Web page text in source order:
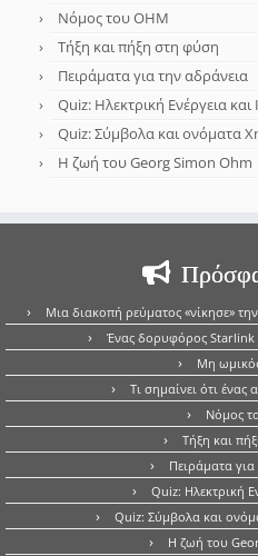
Νόμος του OHM
Τήξη και πήξη στη φύση
Πειράματα για την αδράνεια
Quiz: Ηλεκτρική Ενέργεια και
Quiz: Σύμβολα και ονόματα
Η ζωή του Georg Simon Ohm
Μια διακοπή ρεύματος «νίκησε»
Ένας δορυφόρος Starlink
Μη
Τι σημαίνει ότι ένας
Νόμος
Τήξη και
Πειράματα
Quiz: Ηλεκτρική
Quiz: Σύμβολα και
Η ζωή του